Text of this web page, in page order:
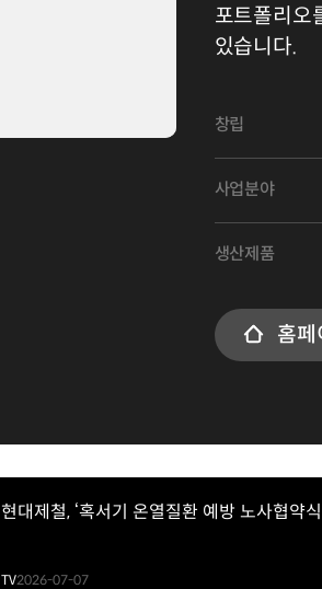
포트폴리오
있습니다.
창립
사업분야
생산제품
홈페
현대제철, ‘혹서기 온열질환 예방 노사협약식
TV2026-07-07